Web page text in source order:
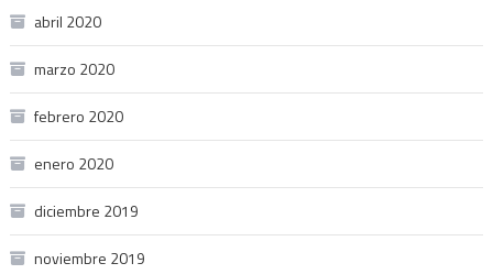
abril 2020
marzo 2020
febrero 2020
enero 2020
diciembre 2019
noviembre 2019